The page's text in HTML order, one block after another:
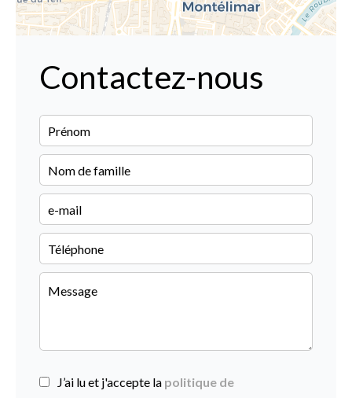
Contactez-nous
J’ai lu et j'accepte la politique de